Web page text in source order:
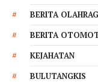
BERITA
BERITA
KEJAHATAN
BULUTANGKIS